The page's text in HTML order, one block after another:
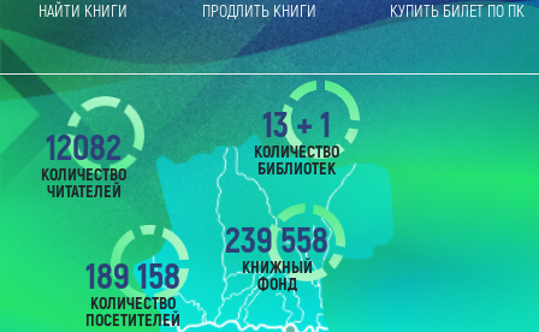
НАЙТИ КНИГИ ПРОДЛИТЬ КНИГИ КУПИТЬ БИЛЕТ ПО ПК
12082
КОЛИЧЕСТВО
ЧИТАТЕЛЕЙ
189 158
КОЛИЧЕСТВО
ПОСЕТИТЕЛЕЙ
239 558
КНИЖНЫЙ
ФОНД
13 + 1
КОЛИЧЕСТВО
БИБЛИОТЕК